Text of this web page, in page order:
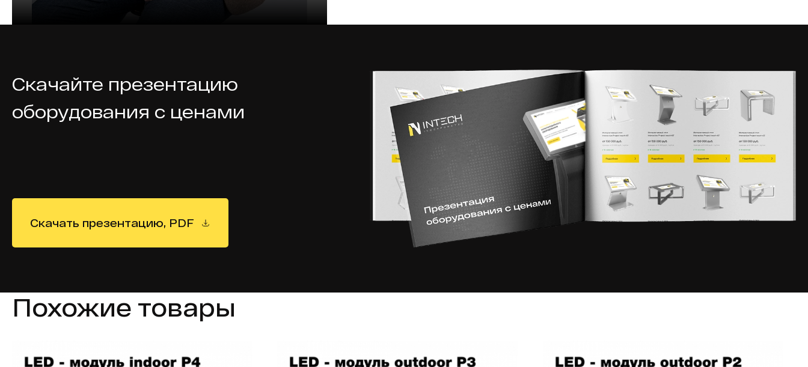
Скачайте презентацию
оборудования с ценами
Скачать презентацию, PDF
Похожие товары